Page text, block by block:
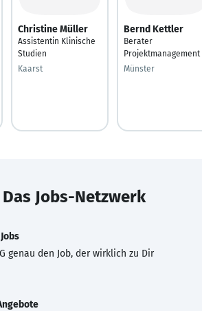
Christine Müller
Assistentin Klinische
Studien
Kaarst
Bernd Kettler
Berater
Projektmanagement
Münster
Das Jobs-Netzwerk
genau den Job, der wirklich zu Dir